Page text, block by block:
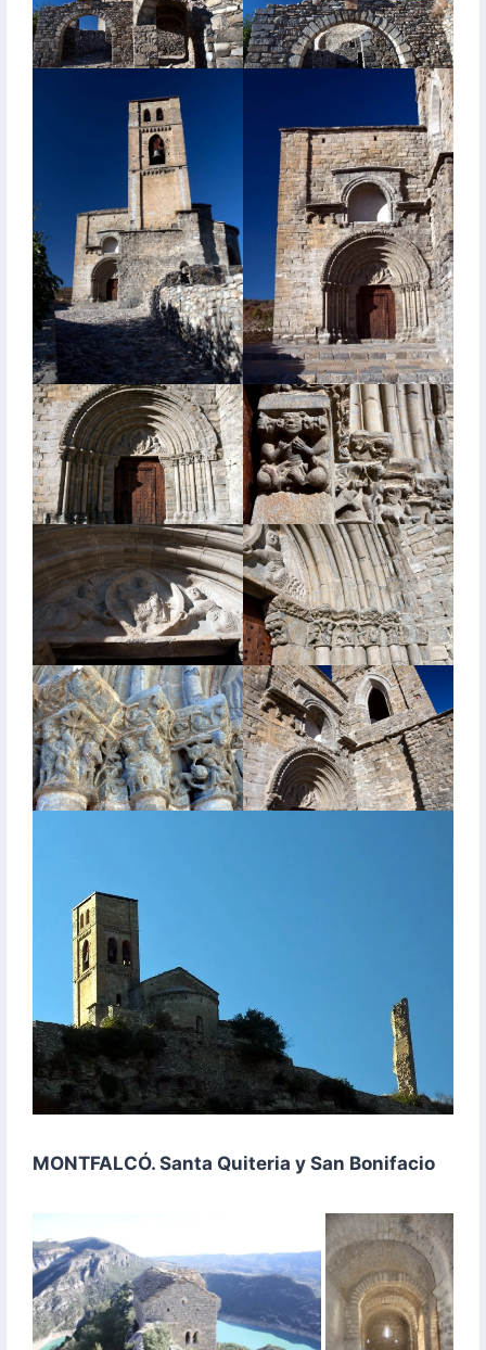
MONTFALCÓ. Santa Quiteria y San Bonifacio